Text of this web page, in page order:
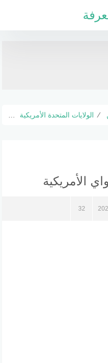
⁄ الولايات المتحدة الأمريكية
الأمريكية
32